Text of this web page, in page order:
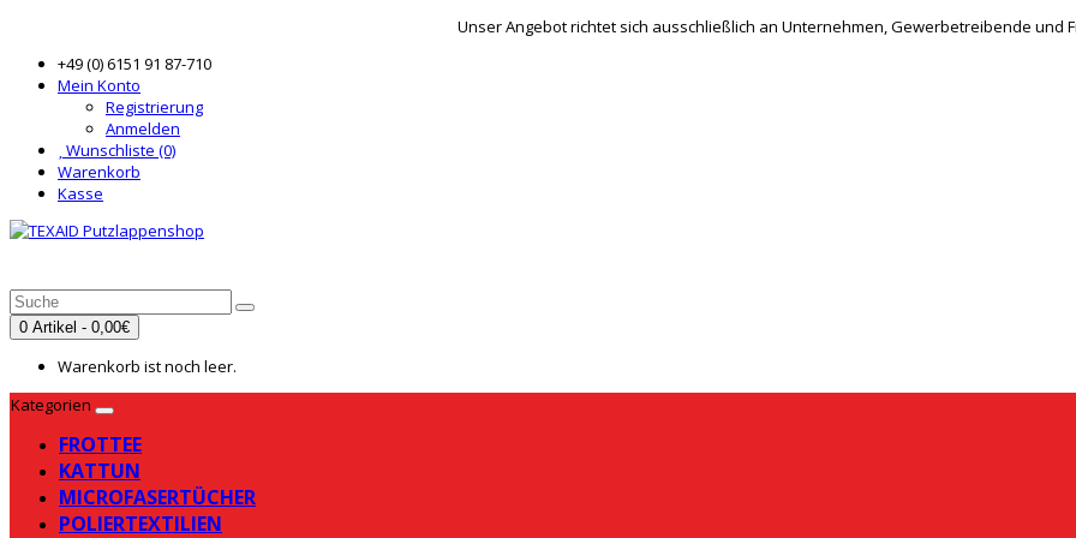
Unser Angebot richtet sich ausschließlich an Unternehmen, Gewerbetreibende und
+49 (0) 6151 91 87-710
Mein Konto
Registrierung
Anmelden
Wunschliste (0)
Warenkorb
Kasse
0 Artikel - 0,00€
Warenkorb ist noch leer.
Kategorien
FROTTEE
KATTUN
MICROFASERTÜCHER
POLIERTEXTILIEN